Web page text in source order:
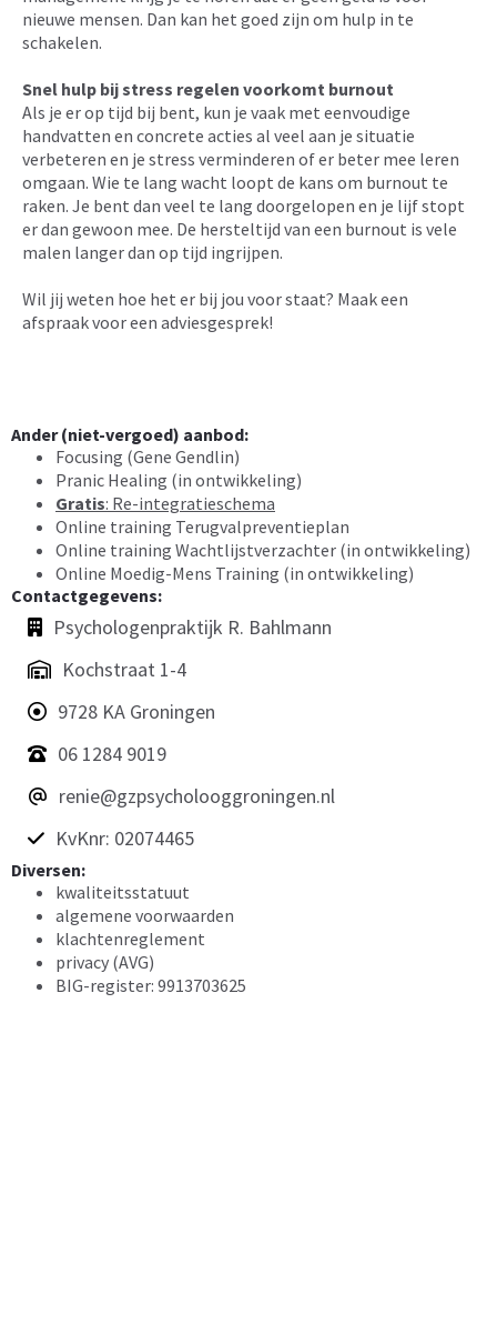
nieuwe mensen. Dan kan het goed zijn om hulp in te
schakelen.
Snel hulp bij stress regelen voorkomt burnout
Als je er op tijd bij bent, kun je vaak met eenvoudige
handvatten en concrete acties al veel aan je situatie
verbeteren en je stress verminderen of er beter mee leren
omgaan. Wie te lang wacht loopt de kans om burnout te
raken. Je bent dan veel te lang doorgelopen en je lijf stopt
er dan gewoon mee. De hersteltijd van een burnout is vele
malen langer dan op tijd ingrijpen.
Wil jij weten hoe het er bij jou voor staat? Maak een
afspraak voor een adviesgesprek!
Ander (niet-vergoed) aanbod:
Focusing (Gene Gendlin)
Pranic Healing (in ontwikkeling)
Gratis: Re-integratieschema
Online training Terugvalpreventieplan
Online training Wachtlijstverzachter (in ontwikkeling)
Online Moedig-Mens Training (in ontwikkeling)
Contactgegevens:
Psychologenpraktijk R. Bahlmann
Kochstraat 1-4
9728 KA Groningen
06 1284 9019
renie@gzpsycholooggroningen.nl
KvKnr: 02074465
Diversen:
kwaliteitsstatuut
algemene voorwaarden
klachtenreglement
privacy (AVG)
BIG-register: 9913703625